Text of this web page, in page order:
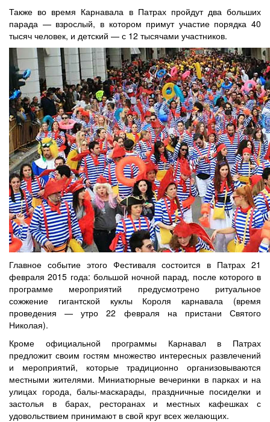
Также во время Карнавала в Патрах пройдут два больших
парада — взрослый, в котором примут участие порядка 40
тысяч человек, и детский — с 12 тысячами участников.
Главное событие этого Фестиваля состоится в Патрах 21
февраля 2015 года: большой ночной парад, после которого в
программе мероприятий предусмотрено ритуальное
сожжение гигантской куклы Короля карнавала (время
проведения — утро 22 февраля на пристани Святого
Николая).
Кроме официальной программы Карнавал в Патрах
предложит своим гостям множество интересных развлечений
и мероприятий, которые традиционно организовываются
местными жителями. Миниатюрные вечеринки в парках и на
улицах города, балы-маскарады, праздничные посиделки и
застолья в барах, ресторанах и местных кафешках с
удовольствием принимают в свой круг всех желающих.